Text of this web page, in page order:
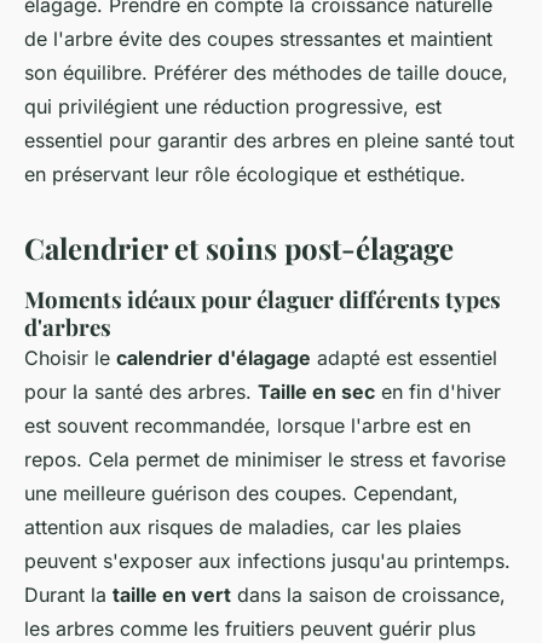
élagage. Prendre en compte la croissance naturelle
de l'arbre évite des coupes stressantes et maintient
son équilibre. Préférer des méthodes de taille douce,
qui privilégient une réduction progressive, est
essentiel pour garantir des arbres en pleine santé tout
en préservant leur rôle écologique et esthétique.
Calendrier et soins post-élagage
Moments idéaux pour élaguer différents types
d'arbres
Choisir le calendrier d'élagage adapté est essentiel
pour la santé des arbres. Taille en sec en fin d'hiver
est souvent recommandée, lorsque l'arbre est en
repos. Cela permet de minimiser le stress et favorise
une meilleure guérison des coupes. Cependant,
attention aux risques de maladies, car les plaies
peuvent s'exposer aux infections jusqu'au printemps.
Durant la taille en vert dans la saison de croissance,
les arbres comme les fruitiers peuvent guérir plus